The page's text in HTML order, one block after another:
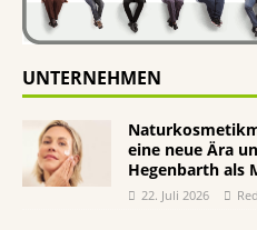
UNTERNEHMEN
eine neue Ära
Hegenbarth als
22. Juli 2026